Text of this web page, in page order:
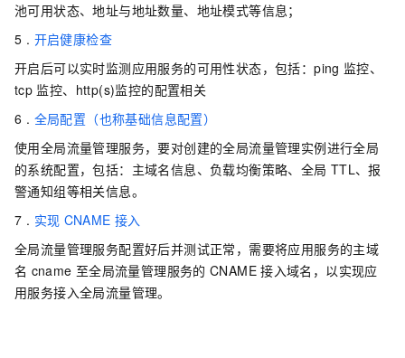
池可用状态、地址与地址数量、地址模式等信息；
5 . 开启健康检查
开启后可以实时监测应用服务的可用性状态，包括：ping 监控、
tcp 监控、http(s)监控的配置相关
6 . 全局配置（也称基础信息配置）
使用全局流量管理服务，要对创建的全局流量管理实例进行全局
的系统配置，包括：主域名信息、负载均衡策略、全局 TTL、报
警通知组等相关信息。
7 . 实现 CNAME 接入
全局流量管理服务配置好后并测试正常，需要将应用服务的主域
名 cname 至全局流量管理服务的 CNAME 接入域名，以实现应
用服务接入全局流量管理。